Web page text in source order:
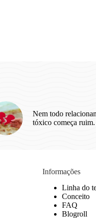
Nem todo
tóxico começa ruim.
Informações
Linha do
Conceito
FAQ
Blogroll